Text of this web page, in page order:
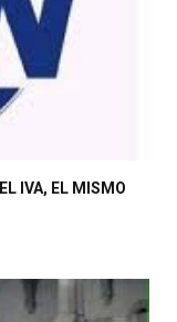
IVA, EL MISMO